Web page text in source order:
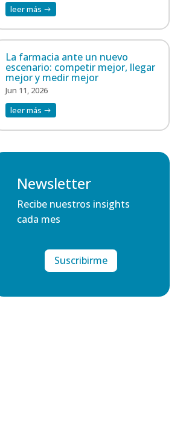
leer más
La farmacia ante un nuevo
escenario: competir mejor, llegar
mejor y medir mejor
Jun 11, 2026
leer más
Newsletter
Recibe nuestros insights
cada mes
Suscribirme